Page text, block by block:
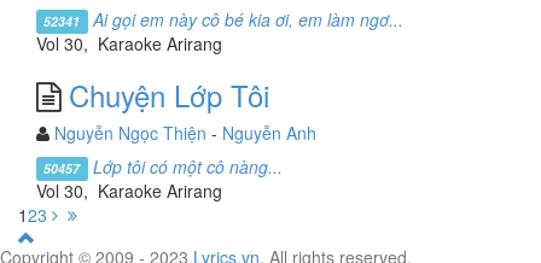
52341 Ai gọi em này cô bé kia ơi, em làm ngơ...
Vol 30, Karaoke Arirang
Chuyện Lớp Tôi
Nguyễn Ngọc Thiện - Nguyễn Anh
50457 Lớp tôi có một cô nàng...
Vol 30, Karaoke Arirang
123
Copyright © 2009 - 2023 Lyrics.vn. All rights reserved.